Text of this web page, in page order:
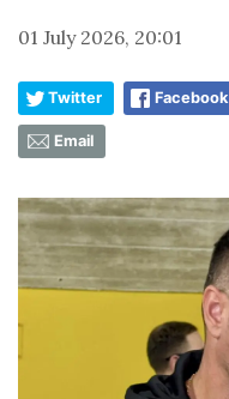
01 July 2026, 20:01
Twitter Facebook
Email